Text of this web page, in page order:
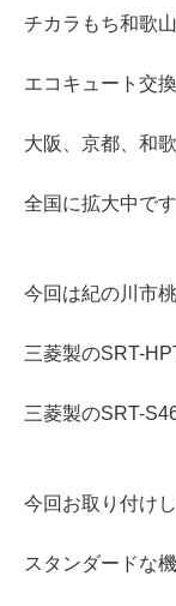
チカラもち和歌
エコキュート交
大阪、京都、和
全国に拡大中です
今回は紀の川市
三菱製のSRT-
三菱製のSRT-
今回お取り付け
スタンダードな